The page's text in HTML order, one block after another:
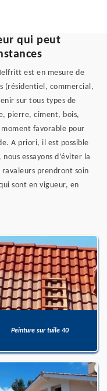
qui peut
est en mesure de
(résidentiel, commercial,
sur tous types de
pierre, ciment, bois,
favorable pour
A priori, il est possible
essayons d’éviter la
prendront soin
sont en vigueur, en
Peinture sur tuile 40